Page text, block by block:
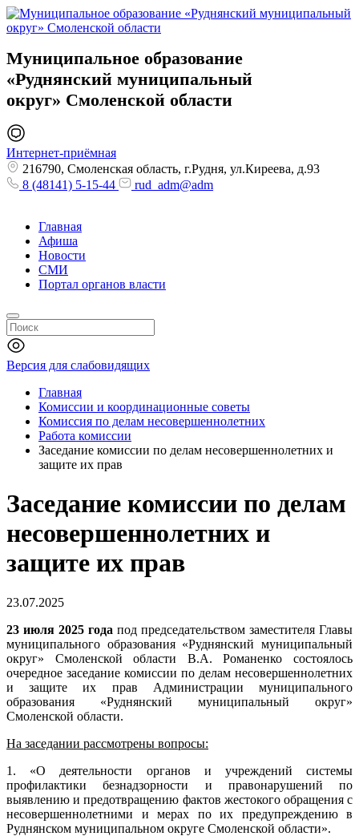
Муниципальное образование
«Руднянский муниципальный
округ» Смоленской области
Интернет-приёмная
216790, Смоленская область, г.Рудня, ул.Киреева, д.93
8 (48141) 5-15-44
rud_adm@adm
Главная
Афиша
Новости
СМИ
Портал органов власти
Версия для слабовидящих
Главная
Комиссии и координационные советы
Комиссия по делам несовершеннолетних
Работа комиссии
Заседание комиссии по делам несовершеннолетних и
защите их прав
Заседание комиссии по делам
несовершеннолетних и
защите их прав
23.07.2025
23 июля 2025 года под председательством заместителя Главы
муниципального образования «Руднянский муниципальный
округ» Смоленской области В.А. Романенко состоялось
очередное заседание комиссии по делам несовершеннолетних
и защите их прав Администрации муниципального
образования «Руднянский муниципальный округ»
Смоленской области.
На заседании рассмотрены вопросы:
1. «О деятельности органов и учреждений системы
профилактики безнадзорности и правонарушений по
выявлению и предотвращению фактов жестокого обращения с
несовершеннолетними и мерах по их предупреждению в
Руднянском муниципальном округе Смоленской области».